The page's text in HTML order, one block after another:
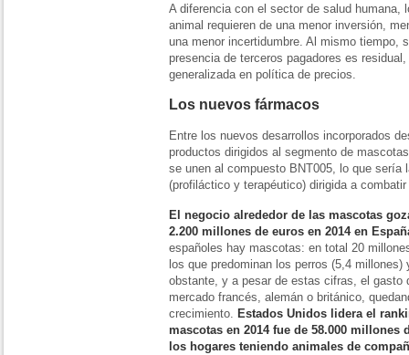
A diferencia con el sector de salud humana,
animal requieren de una menor inversión,
una menor incertidumbre. Al mismo tiempo,
presencia de terceros pagadores es
generalizada en política de precios.
Los nuevos fármacos
Entre los nuevos desarrollos incorporados
productos dirigidos al segmento de
se unen al compuesto BNT005, lo que sería
(profiláctico y terapéutico) dirigida a
El negocio alrededor de las mascotas
2.200 millones de euros en 2014 en
españoles hay mascotas: en total 20
los que predominan los perros (5,4
obstante, y a pesar de estas cifras, el gasto
mercado francés, alemán o británico,
crecimiento. Estados Unidos lidera el
mascotas en 2014 fue de 58.000 millones
los hogares teniendo animales de